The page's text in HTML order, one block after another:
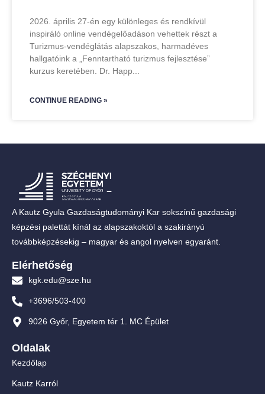
2026. április 27-én egy különleges és rendkívül
inspiráló online vendégelőadáson vehettek részt a
Turizmus-vendéglátás alapszakos, harmadéves
hallgatóink a „Fenntartható turizmus fejlesztése”
kurzus keretében. Dr. Happ
CONTINUE READING »
A Kautz Gyula Gazdaságtudományi Kar sokszínű gazdasági
képzési palettát kínál az alapszakoktól a szakirányú
továbbképzésekig – magyar és angol nyelven egyaránt.
Elérhetőség
kgk.edu@sze.hu
+3696/503-400
9026 Győr, Egyetem tér 1. MC Épület
Oldalak
Kezdőlap
Kautz Karról